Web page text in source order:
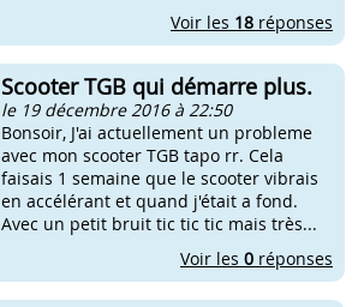
Voir les 18 réponses
Scooter TGB qui démarre plus.
le 19 décembre 2016 à 22:50
Bonsoir, J'ai actuellement un probleme
avec mon scooter TGB tapo rr. Cela
faisais 1 semaine que le scooter vibrais
en accélérant et quand j'était a fond.
Avec un petit bruit tic tic tic mais très...
Voir les 0 réponses